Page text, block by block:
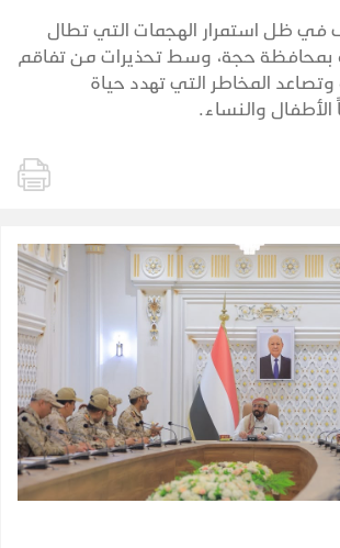
في ظل استمرار الهجمات التي تطال
بمحافظة حجة، وسط تحذيرات من تفاقم
وتصاعد المخاطر التي تهدد حياة
والنساء.